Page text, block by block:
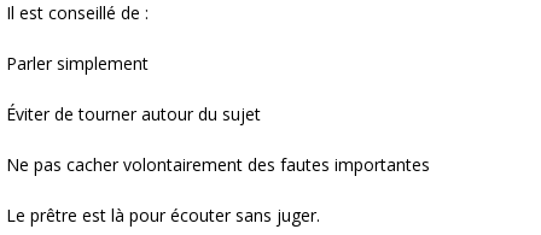
Il est conseillé de :
Parler simplement
Éviter de tourner autour du sujet
Ne pas cacher volontairement des fautes importantes
Le prêtre est là pour écouter sans juger.